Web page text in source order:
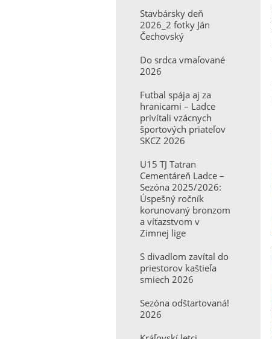
Stavbársky deň
2026_2 fotky Ján
Čechovský
Do srdca vmaľované
2026
Futbal spája aj za
hranicami – Ladce
privítali vzácnych
športových priateľov
SKCZ 2026
U15 TJ Tatran
Cementáreň Ladce –
Sezóna 2025/2026:
Úspešný ročník
korunovaný bronzom
a víťazstvom v
Zimnej lige
S divadlom zavítal do
priestorov kaštieľa
smiech 2026
Sezóna odštartovaná!
2026